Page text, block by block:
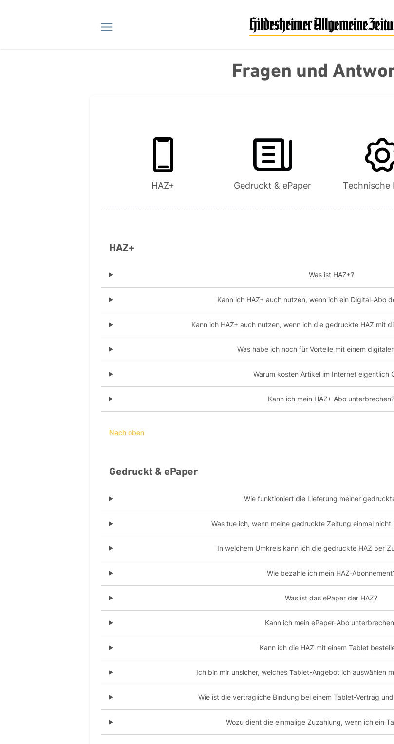
Navigation
Fragen und
HAZ+ Gedruckt & ePaper Technische
HAZ+
Was ist HAZ+?
Kann ich HAZ+ auch nutzen, wenn ich ein Digital-Abo
Kann ich HAZ+ auch nutzen, wenn ich die gedruckte HAZ mit
Was habe ich noch für Vorteile mit einem
Warum kosten Artikel im Internet eigentlich
Kann ich mein HAZ+ Abo unterbrechen?
Nach oben
Gedruckt & ePaper
Wie funktioniert die Lieferung meiner
Was tue ich, wenn meine gedruckte Zeitung einmal nicht
In welchem Umkreis kann ich die gedruckte HAZ per
Wie bezahle ich mein HAZ-
Was ist das ePaper der HAZ?
Kann ich mein ePaper-Abo
Kann ich die HAZ mit einem Tablet
Ich bin mir unsicher, welches Tablet-Angebot ich auswählen
Wie ist die vertragliche Bindung bei einem Tablet-Vertrag
Wozu dient die einmalige Zuzahlung, wenn ich ein